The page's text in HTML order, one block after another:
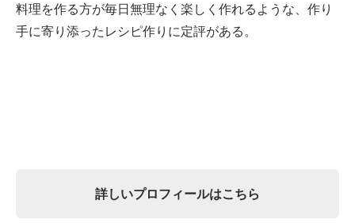
料理を作る方が毎日無理なく楽しく作れるような、作り
手に寄り添ったレシピ作りに定評がある。
詳しいプロフィールはこちら